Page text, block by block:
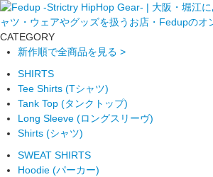
CATEGORY
新作順で全商品を見る >
SHIRTS
Tee Shirts (Tシャツ)
Tank Top (タンクトップ)
Long Sleeve (ロングスリーヴ)
Shirts (シャツ)
SWEAT SHIRTS
Hoodie (パーカー)